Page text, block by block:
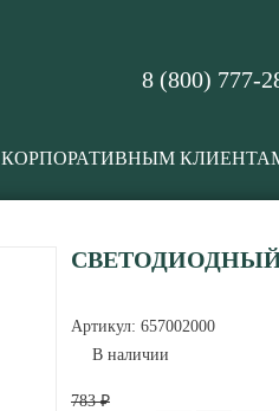
8 (800) 777-
КОРПОРАТИВНЫМ
СВЕТОДИОДНЫЙ
Артикул: 657002000
В наличии
783 ₽